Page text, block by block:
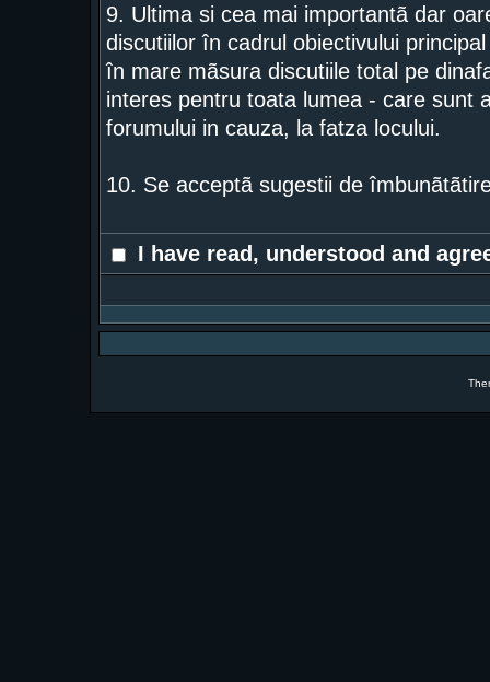
9. Ultima si cea mai importantã dar
discutiilor în cadrul obiectivului
în mare mãsura discutiile total pe
interes pentru toata lumea - care sunt
forumului in cauza, la fatza locului.
10. Se acceptã sugestii de
I have read, understood and